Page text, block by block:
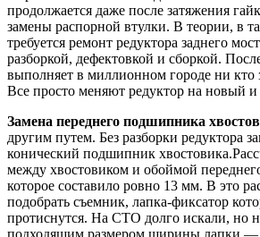
продолжается даже после затяжения
замены распорной втулки. В теории, в
требуется ремонт редуктора заднего
разборкой, дефектовкой и сборкой.
выполняет в миллионном городе ни кто
Все просто меняют редуктор на новый и
Замена переднего подшипника
другим путем. Без разборки редуктора
конический подшипник
между хвостовиком и обоймой
которое составило ровно 13 мм. В это
подобрать съемник, лапка-фиксатор
протиснутся. На СТО долго искали, но
подходящим размером ширины лапки —